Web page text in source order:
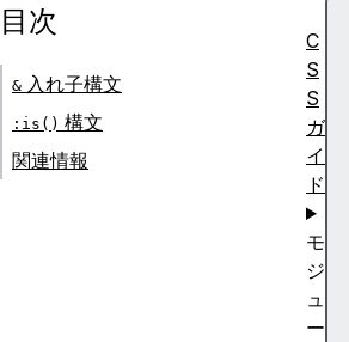
目次
& 入れ子構文
:is() 構文
関連情報
C
S
S
ガ
イ
ド
モ
ジ
ュ
ー